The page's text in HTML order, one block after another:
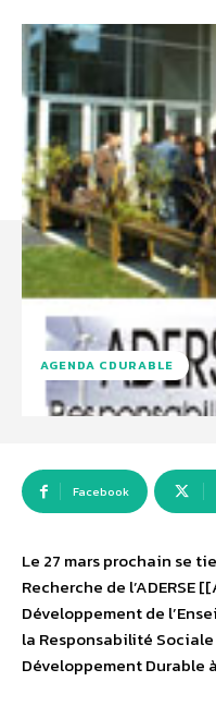
AGENDA CDURABLE
Facebook
Le 27 mars prochain se
Recherche de l’ADERSE
Développement de
la Responsabilité
Développement Durable